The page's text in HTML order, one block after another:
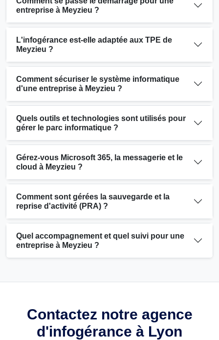
entreprise à Meyzieu ?
L'infogérance est-elle adaptée aux TPE de
Meyzieu ?
Comment sécuriser le système informatique
d'une entreprise à Meyzieu ?
Quels outils et technologies sont utilisés pour
gérer le parc informatique ?
Gérez-vous Microsoft 365, la messagerie et le
cloud à Meyzieu ?
Comment sont gérées la sauvegarde et la
reprise d'activité (PRA) ?
Quel accompagnement et quel suivi pour une
entreprise à Meyzieu ?
Contactez notre agence
d'infogérance à Lyon